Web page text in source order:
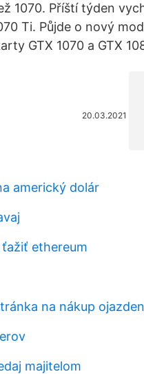
1070. Příští týden
Ti. Půjde o nový
GTX 1070 a GTX
20.03.2021
americký dolár
ethereum
na nákup
majitelom